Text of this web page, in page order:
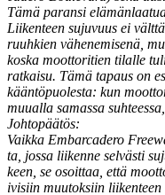
Tämä paran­si
Liiken­teen suju­vu­us ei
ruuhkien vähen­e­misenä,
kos­ka moot­tori­tien tilalle
ratkaisu. Tämä tapaus on
kään­töpuoles­ta: kun
muual­la samas­sa
Johtopäätös:
Vaik­ka Embar­cadero
ta, jos­sa liikenne selvästi
keen, se osoit­taa, että
ivisi­in muu­tok­si­in